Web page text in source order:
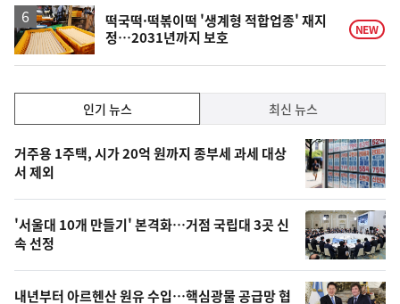
떡국떡·떡볶이떡 '생계형 적합업종' 재지
정…2031년까지 보호
NEW
기,
최
신,
오
늘
의
영
인기 뉴스 최신 뉴스
기
뉴
스
거주용 1주택, 시가 20억 원까지 종부세 과세 대상
서 제외
'서울대 10개 만들기' 본격화…거점 국립대 3곳 신
속 선정
내년부터 아르헨산 원유 수입…핵심광물 공급망 협